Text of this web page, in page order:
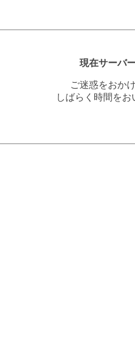
現在サーバ
ご迷惑をおか
しばらく時間を